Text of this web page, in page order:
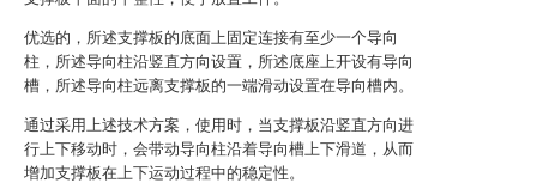
优选的，所述支撑板的底面上固定连接有至少一个导向
柱，所述导向柱沿竖直方向设置，所述底座上开设有导向
槽，所述导向柱远离支撑板的一端滑动设置在导向槽内。
通过采用上述技术方案，使用时，当支撑板沿竖直方向进
行上下移动时，会带动导向柱沿着导向槽上下滑道，从而
增加支撑板在上下运动过程中的稳定性。